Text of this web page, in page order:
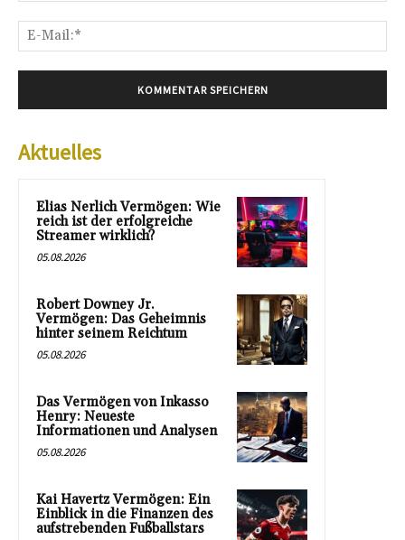
Aktuelles
Elias Nerlich Vermögen: Wie
reich ist der erfolgreiche
Streamer wirklich?
05.08.2026
Robert Downey Jr.
Vermögen: Das Geheimnis
hinter seinem Reichtum
05.08.2026
Das Vermögen von Inkasso
Henry: Neueste
Informationen und Analysen
05.08.2026
Kai Havertz Vermögen: Ein
Einblick in die Finanzen des
aufstrebenden Fußballstars